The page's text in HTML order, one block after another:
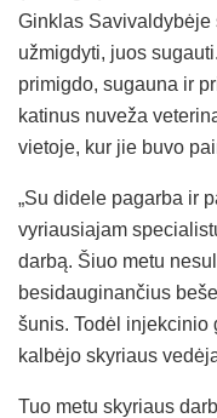
Ginklas Savivaldybėje
užmigdyti, juos
primigdo, sugauna ir
katinus nuveža
vietoje, kur jie buvo
„Su didele pagarba ir
vyriausiajam
darbą. Šiuo metu
besidauginančius
šunis. Todėl injekcinio
kalbėjo skyriaus
Tuo metu skyriaus